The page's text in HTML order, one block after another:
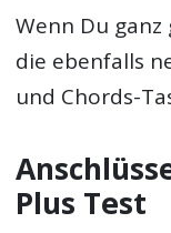
Wenn Du
die ebenfalls
und Chords-
Plus Test